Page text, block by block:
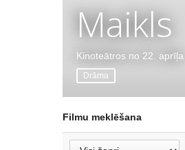
Maikls
Kinoteātros no 22. aprīļa
Drāma
Filmu meklēšana